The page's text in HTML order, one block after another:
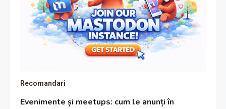
Recomandari
Evenimente și meetups: cum le anunți în